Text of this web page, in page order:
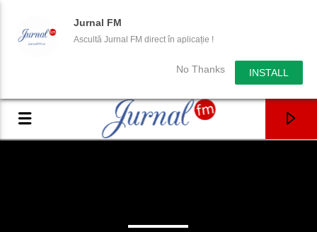
Jurnal FM
Ascultă Jurnal FM direct în aplicație !
No Thanks INSTALL